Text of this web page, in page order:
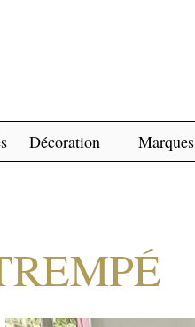
Décoration Marques